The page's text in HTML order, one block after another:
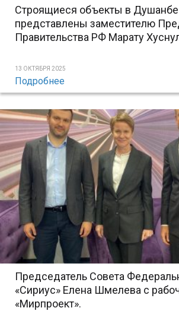
Строящиеся объекты в
представлены заместителю
Правительства РФ Марату
13 ОКТЯБРЯ 2025
Подробнее
Председатель Совета
«Сириус» Елена Шмелева с
«Мирпроект».